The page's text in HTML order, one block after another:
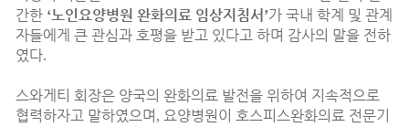
간한 ‘노인요양병원 완화의료 임상지침서 ’가 국내 학계 및 관계
자들에게 큰 관심과 호평을 받고 있다고 하며 감사의 말을 전하
였다.
스와게티 회장은 양국의 완화의료 발전을 위하여 지속적으로
협력하자고 말하였으며 , 요양병원이 호스피스완화의료 전문기